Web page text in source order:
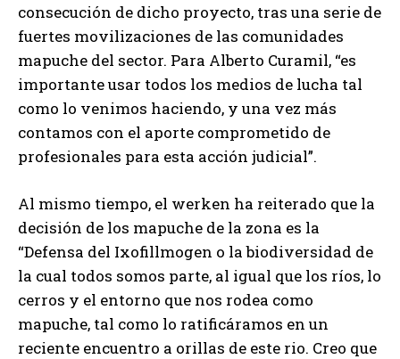
consecución de dicho proyecto, tras una serie de
fuertes movilizaciones de las comunidades
mapuche del sector. Para Alberto Curamil, “es
importante usar todos los medios de lucha tal
como lo venimos haciendo, y una vez más
contamos con el aporte comprometido de
profesionales para esta acción judicial”.
Al mismo tiempo, el werken ha reiterado que la
decisión de los mapuche de la zona es la
“Defensa del Ixofillmogen o la biodiversidad de
la cual todos somos parte, al igual que los ríos, lo
cerros y el entorno que nos rodea como
mapuche, tal como lo ratificáramos en un
reciente encuentro a orillas de este rio. Creo que